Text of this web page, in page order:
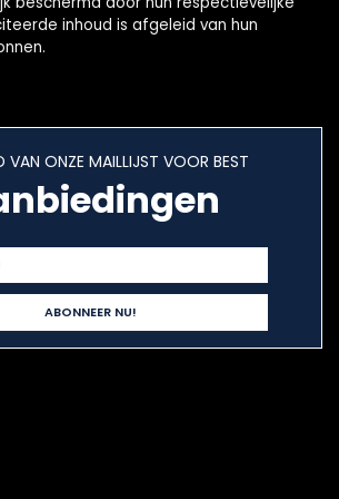
inhoud is afgeleid van hun
VAN ONZE MAILLIJST VOOR BEST